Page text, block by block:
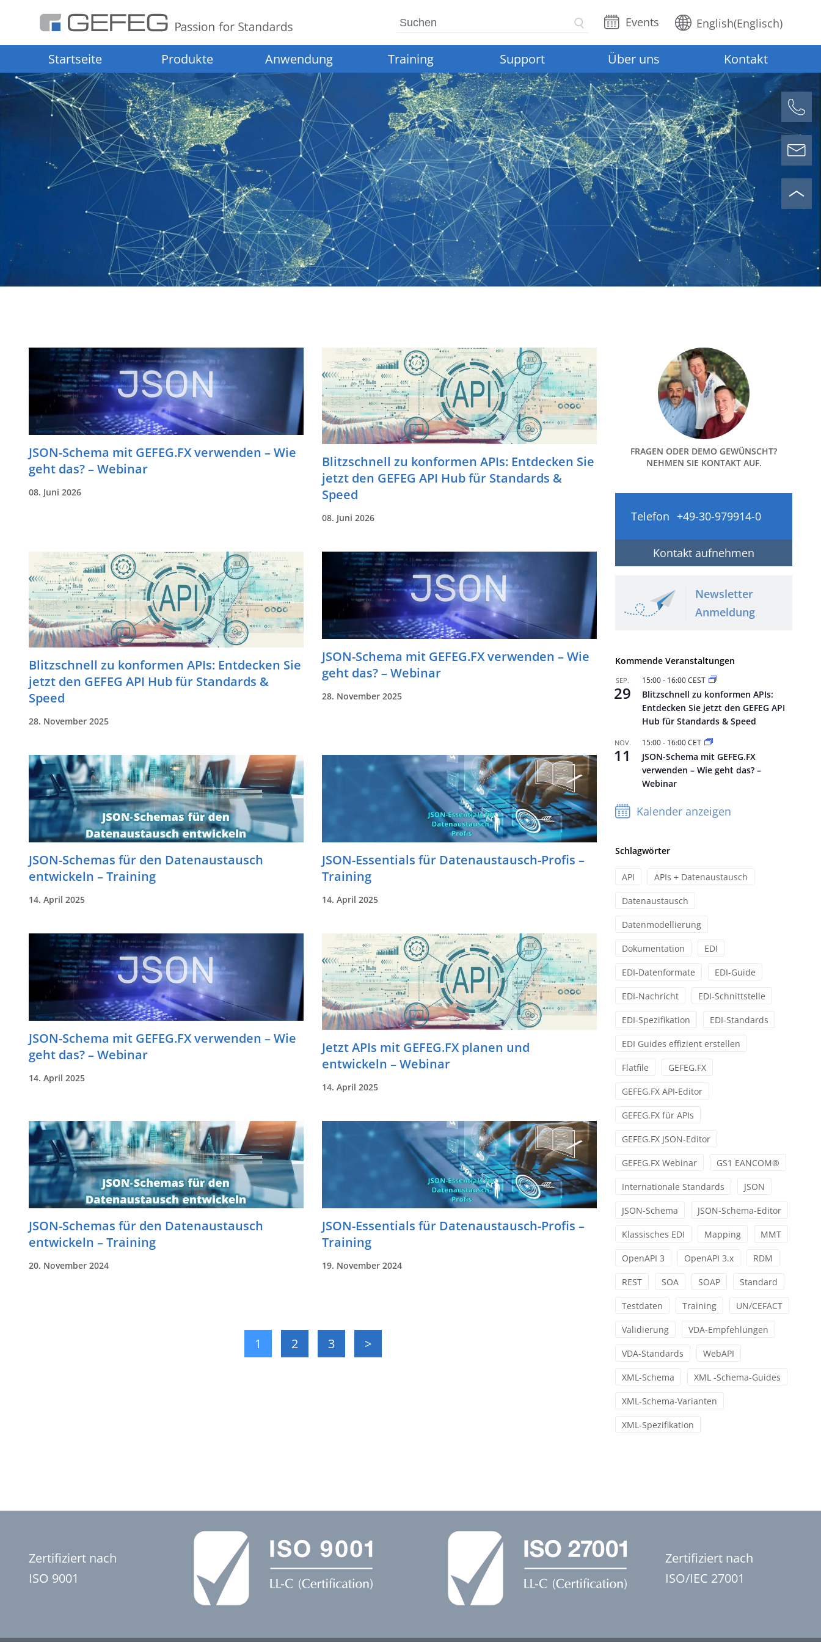
Suchen Events English(Englisch)
Startseite Produkte Anwendung Training Support Über uns Kontakt
JSON-Schema mit GEFEG.FX verwenden – Wie
geht das? – Webinar
08. Juni 2026
Blitzschnell zu konformen APIs: Entdecken Sie
jetzt den GEFEG API Hub für Standards &
Speed
08. Juni 2026
Blitzschnell zu konformen APIs: Entdecken Sie
jetzt den GEFEG API Hub für Standards &
Speed
28. November 2025
JSON-Schema mit GEFEG.FX verwenden – Wie
geht das? – Webinar
28. November 2025
JSON-Schemas für den Datenaustausch
entwickeln – Training
14. April 2025
JSON-Essentials für Datenaustausch-Profis –
Training
14. April 2025
JSON-Schema mit GEFEG.FX verwenden – Wie
geht das? – Webinar
14. April 2025
Jetzt APIs mit GEFEG.FX planen und
entwickeln – Webinar
14. April 2025
JSON-Schemas für den Datenaustausch
entwickeln – Training
20. November 2024
JSON-Essentials für Datenaustausch-Profis –
Training
19. November 2024
1 2 3 >
FRAGEN ODER DEMO GEWÜNSCHT?
NEHMEN SIE KONTAKT AUF.
Telefon +49-30-979914-0
Kontakt aufnehmen
Newsletter
Anmeldung
Kommende Veranstaltungen
SEP.
29
15:00- 16:00CEST
Blitzschnell zu konformen APIs:
Entdecken Sie jetzt den GEFEG API
Hub für Standards & Speed
NOV.
11
15:00- 16:00CET
JSON-Schema mit GEFEG.FX
verwenden – Wie geht das? –
Webinar
Kalender anzeigen
Schlagwörter
API APIs + Datenaustausch
Datenaustausch
Datenmodellierung
Dokumentation EDI
EDI-Datenformate EDI-Guide
EDI-Nachricht EDI-Schnittstelle
EDI-Spezifikation EDI-Standards
EDI Guides effizient erstellen
Flatfile GEFEG.FX
GEFEG.FX API-Editor
GEFEG.FX für APIs
GEFEG.FX JSON-Editor
GEFEG.FX Webinar GS1 EANCOM®
Internationale Standards JSON
JSON-Schema JSON-Schema-Editor
Klassisches EDI Mapping MMT
OpenAPI 3 OpenAPI 3.x RDM
REST SOA SOAP Standard
Testdaten Training UN/CEFACT
Validierung VDA-Empfehlungen
VDA-Standards WebAPI
XML-Schema XML -Schema-Guides
XML-Schema-Varianten
XML-Spezifikation
Zertifiziert nach
ISO 9001
Zertifiziert nach
ISO/IEC 27001